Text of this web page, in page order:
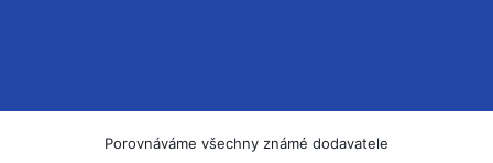
Porovnáváme všechny známé dodavatele